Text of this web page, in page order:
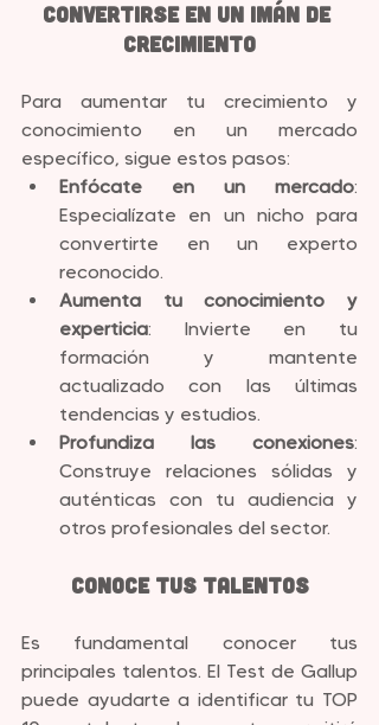
Convertirse en un Imán de
Crecimiento
Para aumentar tu crecimiento y
conocimiento en un mercado
específico, sigue estos pasos:
Enfócate en un mercado:
Especialízate en un nicho para
convertirte en un experto
reconocido.
Aumenta tu conocimiento y
experticia: Invierte en tu
formación y mantente
actualizado con las últimas
tendencias y estudios.
Profundiza las conexiones:
Construye relaciones sólidas y
auténticas con tu audiencia y
otros profesionales del sector.
Conoce tus Talentos
Es fundamental conocer tus
principales talentos. El Test de Gallup
puede ayudarte a identificar tu TOP